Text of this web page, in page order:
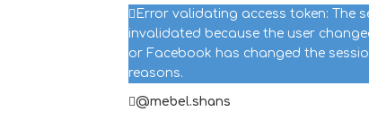
Error validating access token: The
invalidated because the user
or Facebook has changed the
reasons.
@mebel.shans